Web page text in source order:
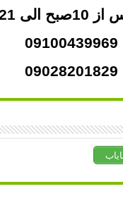
الی 21
09100439969
09028201829